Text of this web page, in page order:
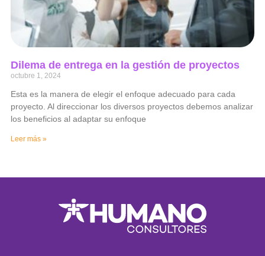
Dilema de entrega en la gestión de proyectos
octubre 1, 2024
Esta es la manera de elegir el enfoque adecuado para cada
proyecto. Al direccionar los diversos proyectos debemos analizar
los beneficios al adaptar su enfoque
Leer más »